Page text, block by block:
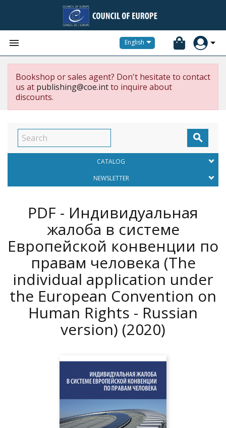
 English
Bookshop or sales agent? Don't hesitate to contact
us at publishing@coe.intto inquire about
discounts.

CATALOG
NEWSLETTER
PDF - Индивидуальная
жалоба в системе
Европейской конвенции по
правам человека (The
individual application under
the European Convention on
Human Rights - Russian
version) (2020)